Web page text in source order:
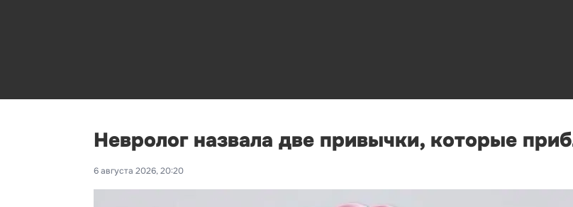
Невролог назвала две привычки, которые
6 августа 2026, 20:20